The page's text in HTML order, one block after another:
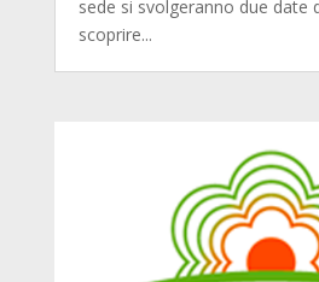
sede si svolgeranno due date
scoprire...